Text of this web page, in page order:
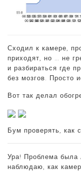
Сходил к камере,
приходят, но … не
и разбираться где
без мозгов. Просто
Вот так делал
Бум проверять, как
Ура! Проблема была
наблюдаю, как